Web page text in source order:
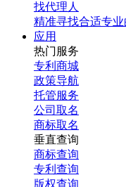
找代理人
精准寻找合适专业
应用
热门服务
专利商城
政策导航
托管服务
公司取名
商标取名
垂直查询
商标查询
专利查询
版权查询